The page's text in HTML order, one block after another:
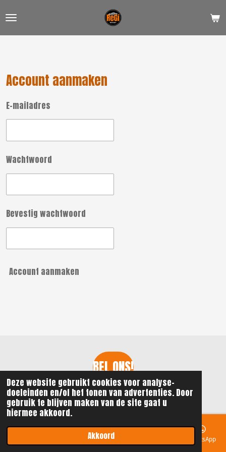
Deze website gebruikt cookies voor analyse-
doeleinden en/of het tonen van advertenties. Door
gebruik te blijven maken van de site gaat u
hiermee akkoord.
Akkoord
Ga
hoofdinhoud
Account aanmaken
E-mailadres
Wachtwoord
Bevestig wachtwoord
Account aanmaken
BEL ONS!
© 2021 - 2026 ReGi Watersport
Telefoonnummer WhatsApp